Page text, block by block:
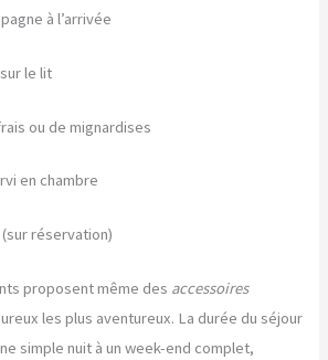
à l’arrivée
le lit
ou de mignardises
en chambre
réservation)
proposent même des accessoires
les plus aventureux. La durée du séjour
simple nuit à un week-end complet,